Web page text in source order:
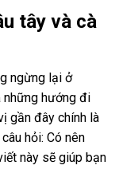
tây và cà
ngừng lại ở
những hướng đi
gần đây chính là
hỏi: Có nên
này sẽ giúp bạn